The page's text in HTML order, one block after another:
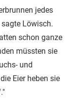
jedes
Löwisch.
schon ganze
müssten sie
und
Eier heben sie